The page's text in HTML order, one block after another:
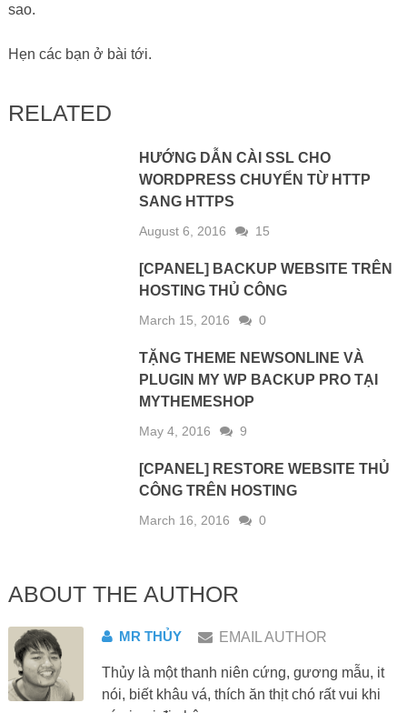
sao.
Hẹn các bạn ở bài tới.
RELATED
HƯỚNG DẪN CÀI SSL CHO
WORDPRESS CHUYỂN TỪ HTTP
SANG HTTPS
August 6, 2016 15
[CPANEL] BACKUP WEBSITE TRÊN
HOSTING THỦ CÔNG
March 15, 2016 0
TẶNG THEME NEWSONLINE VÀ
PLUGIN MY WP BACKUP PRO TẠI
MYTHEMESHOP
May 4, 2016 9
[CPANEL] RESTORE WEBSITE THỦ
CÔNG TRÊN HOSTING
March 16, 2016 0
ABOUT THE AUTHOR
MR THỦY EMAIL AUTHOR
Thủy là một thanh niên cứng, gương mẫu, it
nói, biết khâu vá, thích ăn thịt chó rất vui khi